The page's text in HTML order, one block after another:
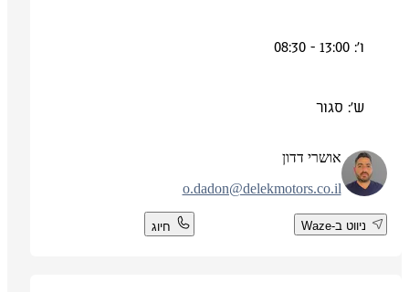
ש': סגור
אושרי דדון
o.dadon@delekmotors.co.il
ניווט ב-Waze חיוג